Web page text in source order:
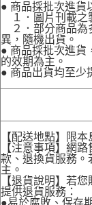
● 商品採批次進貨
１．圖片刊載之
２．部分商品為
異，隨機出貨。
● 商品採批次進貨
的效期為主。
● 商品出貨均至少
【配送地點】限本
【注意事項】網
款、退換貨服務。
主。
【退貨說明】若
提供退貨服務：
●易於腐敗、保存